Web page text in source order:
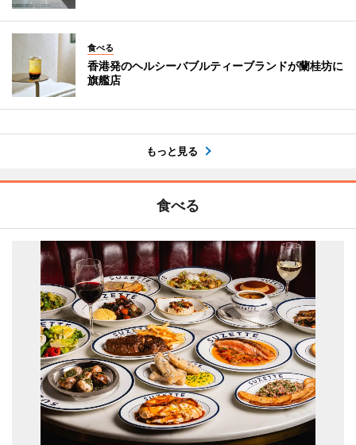
食べる
香港発のヘルシーバブルティーブランドが蘭桂坊に
旗艦店
もっと見る
食べる